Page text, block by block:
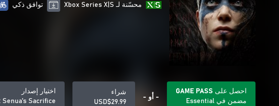
محسّنة لـ Xbox Series X|S توافق ذكي
احصل على GAME PASS
مضمن في Essential
- أو -
شراء
USD$29.99
اختيار إصدار
Senua's Sacrifice